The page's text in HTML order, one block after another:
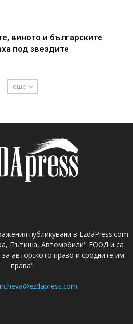
виното и българските
под звездите
още
публикувани в EzdaPress.com
Пътища, Автомобили" ЕООД и са
авторското право и сродните им
права".